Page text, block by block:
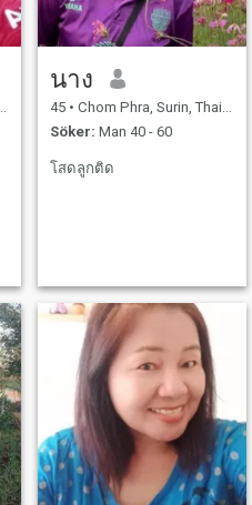
นาง
45 • Chom Phra, Surin, Thailand
Söker: Man 40 - 60
โสดลูกติด